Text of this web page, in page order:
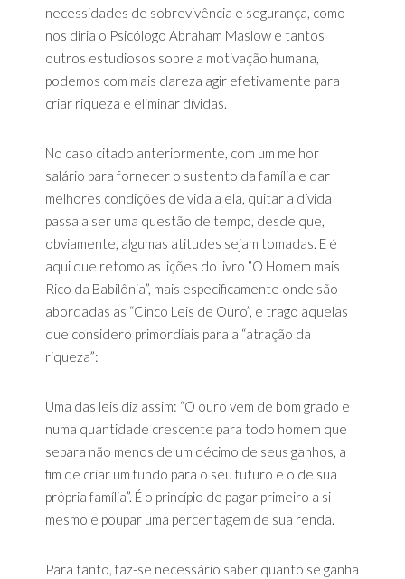
necessidades de sobrevivência e segurança, como
nos diria o Psicólogo Abraham Maslow e tantos
outros estudiosos sobre a motivação humana,
podemos com mais clareza agir efetivamente para
criar riqueza e eliminar dívidas.
No caso citado anteriormente, com um melhor
salário para fornecer o sustento da família e dar
melhores condições de vida a ela, quitar a dívida
passa a ser uma questão de tempo, desde que,
obviamente, algumas atitudes sejam tomadas. E é
aqui que retomo as lições do livro “O Homem mais
Rico da Babilônia”, mais especificamente onde são
abordadas as “Cinco Leis de Ouro”, e trago aquelas
que considero primordiais para a “atração da
riqueza”:
Uma das leis diz assim: “O ouro vem de bom grado e
numa quantidade crescente para todo homem que
separa não menos de um décimo de seus ganhos, a
fim de criar um fundo para o seu futuro e o de sua
própria família”. É o princípio de pagar primeiro a si
mesmo e poupar uma percentagem de sua renda.
Para tanto, faz-se necessário saber quanto se ganha